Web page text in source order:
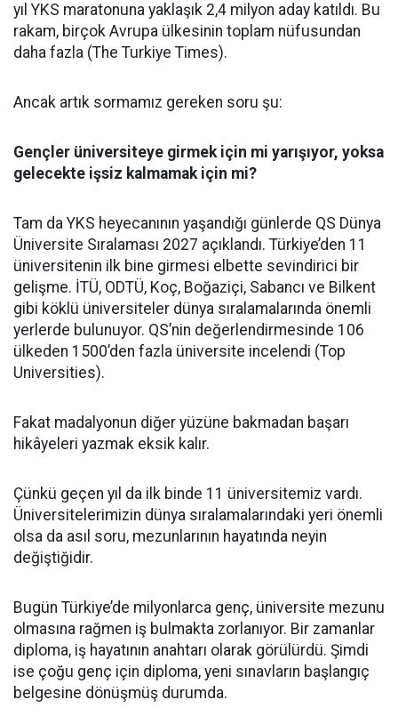
yıl YKS maratonuna yaklaşık 2,4 milyon aday katıldı. Bu
rakam, birçok Avrupa ülkesinin toplam nüfusundan
daha fazla (The Turkiye Times).
Ancak artık sormamız gereken soru şu:
Gençler üniversiteye girmek için mi yarışıyor, yoksa
gelecekte işsiz kalmamak için mi?
Tam da YKS heyecanının yaşandığı günlerde QS Dünya
Üniversite Sıralaması 2027 açıklandı. Türkiye’den 11
üniversitenin ilk bine girmesi elbette sevindirici bir
gelişme. İTÜ, ODTÜ, Koç, Boğaziçi, Sabancı ve Bilkent
gibi köklü üniversiteler dünya sıralamalarında önemli
yerlerde bulunuyor. QS’nin değerlendirmesinde 106
ülkeden 1500’den fazla üniversite incelendi (Top
Universities).
Fakat madalyonun diğer yüzüne bakmadan başarı
hikâyeleri yazmak eksik kalır.
Çünkü geçen yıl da ilk binde 11 üniversitemiz vardı.
Üniversitelerimizin dünya sıralamalarındaki yeri önemli
olsa da asıl soru, mezunlarının hayatında neyin
değiştiğidir.
Bugün Türkiye’de milyonlarca genç, üniversite mezunu
olmasına rağmen iş bulmakta zorlanıyor. Bir zamanlar
diploma, iş hayatının anahtarı olarak görülürdü. Şimdi
ise çoğu genç için diploma, yeni sınavların başlangıç
belgesine dönüşmüş durumda.